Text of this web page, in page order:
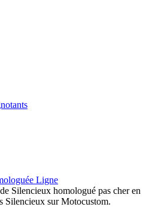
Ligne
Silencieux homologué pas cher en
Silencieux sur Motocustom.